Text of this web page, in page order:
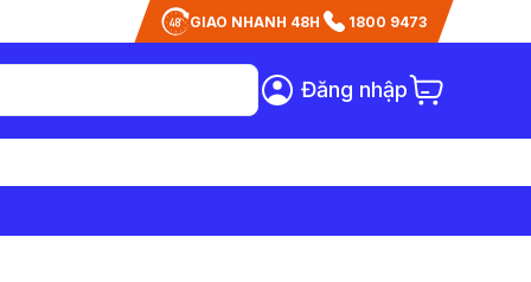
GIAO NHANH 48H 1800 9473
Đăng nhập